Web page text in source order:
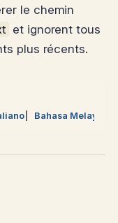
le chemin
et ignorent tous
plus récents.
Bahasa Melayu